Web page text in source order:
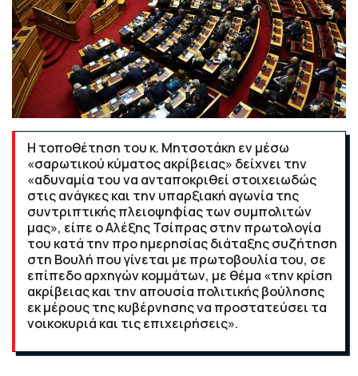
Η τοποθέτηση του κ. Μητσοτάκη εν μέσω
«σαρωτικού κύματος ακρίβειας» δείχνει την
«αδυναμία του να ανταποκριθεί στοιχειωδώς
στις ανάγκες και την υπαρξιακή αγωνία της
συντριπτικής πλειοψηφίας των συμπολιτών
μας», είπε ο Αλέξης Τσίπρας στην πρωτολογία
του κατά την προ ημερησίας διάταξης συζήτηση
στη Βουλή που γίνεται με πρωτοβουλία του, σε
επίπεδο αρχηγών κομμάτων, με θέμα «την κρίση
ακρίβειας και την απουσία πολιτικής βούλησης
εκ μέρους της κυβέρνησης να προστατεύσει τα
νοικοκυριά και τις επιχειρήσεις».